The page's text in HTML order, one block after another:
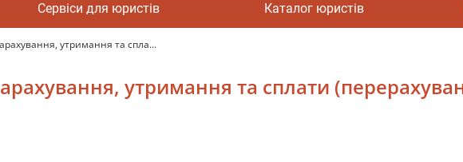
Сервіси для юристів Каталог юристів
утримання та спла...
утримання та сплати